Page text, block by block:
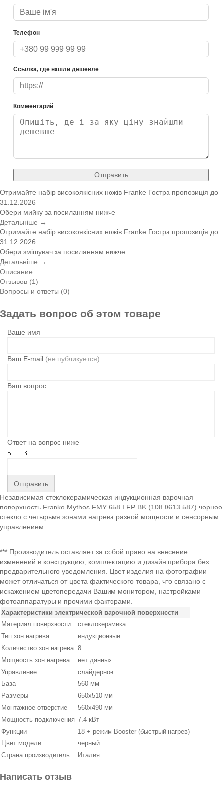
Телефон
Ссылка, где нашли дешевле
Комментарий
Отправить
Отримайте набір високоякісних ножів Franke Гостра пропозиція до
31.12.2026
Обери мийку за посиланням нижче
Детальніше →
Отримайте набір високоякісних ножів Franke Гостра пропозиція до
31.12.2026
Обери змішувач за посиланням нижче
Детальніше →
Описание
Отзывов (1)
Вопросы и ответы (0)
Задать вопрос об этом товаре
Ваше имя
Ваш E-mail (не публикуется)
Ваш вопрос
Ответ на вопрос ниже
Отправить
Независимая стеклокерамическая индукционная варочная
поверхность Franke Mythos FMY 658 I FP BK (108.0613.587) черное
стекло с четырьмя зонами нагрева разной мощности и сенсорным
управлением.
*** Производитель оставляет за собой право на внесение
изменений в конструкцию, комплектацию и дизайн прибора без
предварительного уведомления. Цвет изделия на фотографии
может отличаться от цвета фактического товара, что связано с
искажением цветопередачи Вашим монитором, настройками
фотоаппаратуры и прочими факторами.
Характеристики электрической варочной поверхности
Материал поверхности
стеклокерамика
Тип зон нагрева
индукционные
Количество зон нагрева 8
Мощность зон нагрева
нет данных
Управление
слайдерное
База
560 мм
Размеры
650х510 мм
Монтажное отверстие
560х490 мм
Мощность подключения 7.4 кВт
Функции
18 + режим Booster (быстрый нагрев)
Цвет модели
черный
Страна производитель
Италия
Написать отзыв